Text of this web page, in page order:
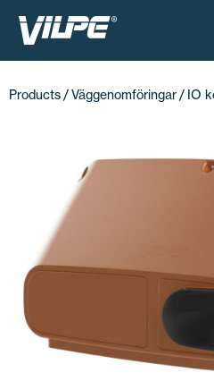
LÖSNINGAR
INSTALLATION & MATERIAL
ONLINEVERKTYG
AKTUELLT
Products /Väggenomföringar / IO